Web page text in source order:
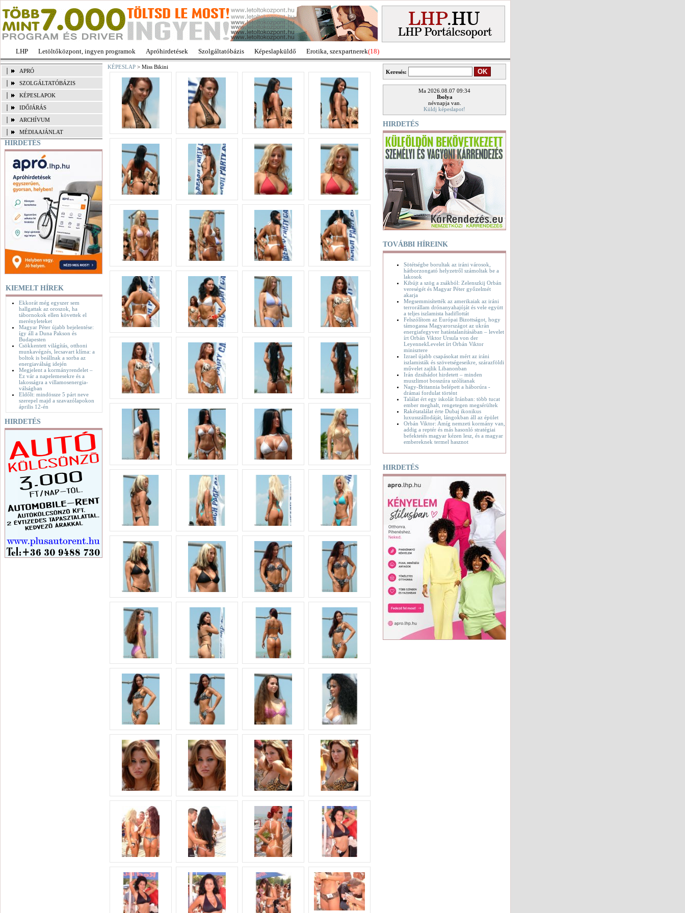
LHP Letöltőközpont, ingyen programok Apróhirdetések Szolgáltatóbázis Képeslapküldő Erotika, szexpartnerek(18)
APRÓ
SZOLGÁLTATÓBÁZIS
KÉPESLAPOK
IDŐJÁRÁS
ARCHÍVUM
MÉDIAAJÁNLAT
HIRDETÉS
KIEMELT HÍREK
Ekkorát még egyszer sem
hallgattak az oroszok, ha
tábornokok ellen követtek el
merényleteket
Magyar Péter újabb bejelentése:
így áll a Duna Pakson és
Budapesten
Csökkentett világítás, otthoni
munkavégzés, lecsavart klíma: a
boltok is beállnak a sorba az
energiaválság idején
Megjelent a kormányrendelet –
Ez vár a napelemesekre és a
lakosságra a villamosenergia-
válságban
Eldőlt: mindössze 5 párt neve
szerepel majd a szavazólapokon
április 12-én
HIRDETÉS
KÉPESLAP > Miss Bikini
Keresés:
Ma 2026.08.07 09:34
Ibolya
névnapja van.
Küldj képeslapot!
HIRDETÉS
TOVÁBBI HÍREINK
Sötétségbe borultak az iráni városok,
hátborzongató helyzetről számoltak be a
lakosok
Kibújt a szög a zsákból: Zelenszkij Orbán
vereségét és Magyar Péter győzelmét
akarja
Megsemmisítették az amerikaiak az iráni
terrorállam drónanyahajóját és vele együtt
a teljes iszlamista hadiflottát
Felszólítom az Európai Bizottságot, hogy
támogassa Magyarországot az ukrán
energiafegyver hatástalanításában – levelet
írt Orbán Viktor Ursula von der
LeyennekLevelet írt Orbán Viktor
minisztere
Izrael újabb csapásokat mért az iráni
iszlamisták és szövetségeseikre, szárazföldi
művelet zajlik Libanonban
Irán dzsihádot hirdetett – minden
muszlimot bosszúra szólítanak
Nagy-Britannia belépett a háborúra -
drámai fordulat történt
Találat ért egy iskolát Iránban: több tucat
ember meghalt, rengetegen megsérültek
Rakétatalálat érte Dubaj ikonikus
luxusszállodáját, lángokban áll az épület
Orbán Viktor: Amíg nemzeti kormány van,
addig a reptér és más hasonló stratégiai
befektetés magyar kézen lesz, és a magyar
embereknek termel hasznot
HIRDETÉS